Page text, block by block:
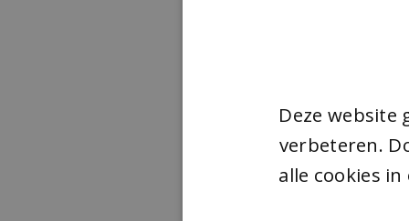
Deze
verbeteren.
alle cookies